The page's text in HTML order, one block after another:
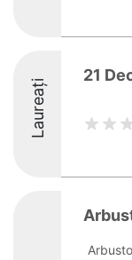
Laureați
21